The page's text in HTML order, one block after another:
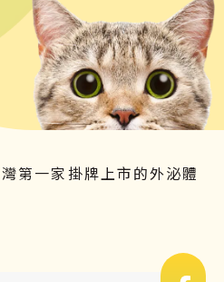
第一家掛牌上市的外泌體